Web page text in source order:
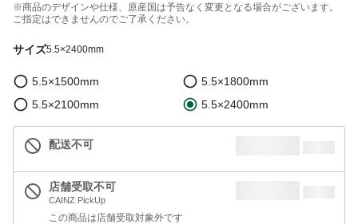
※商品のデザインや仕様、原産国は予告なく変更となる場合がございます。
ご指定はできませんのでご了承ください。
サイズ5.5×2400mm
5.5×1500mm
5.5×1800mm
5.5×2100mm
5.5×2400mm
配送不可
店舗受取不可
CAINZ PickUp
この商品は店舗受取対象外です